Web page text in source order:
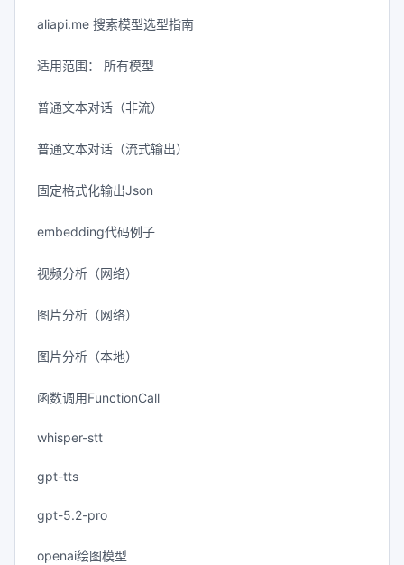
aliapi.me 搜索模型选型指南
适用范围： 所有模型
普通文本对话（非流）
普通文本对话（流式输出）
固定格式化输出Json
embedding代码例子
视频分析（网络）
图片分析（网络）
图片分析（本地）
函数调用FunctionCall
whisper-stt
gpt-tts
gpt-5.2-pro
openai绘图模型